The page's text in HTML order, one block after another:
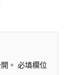
。 必填欄位